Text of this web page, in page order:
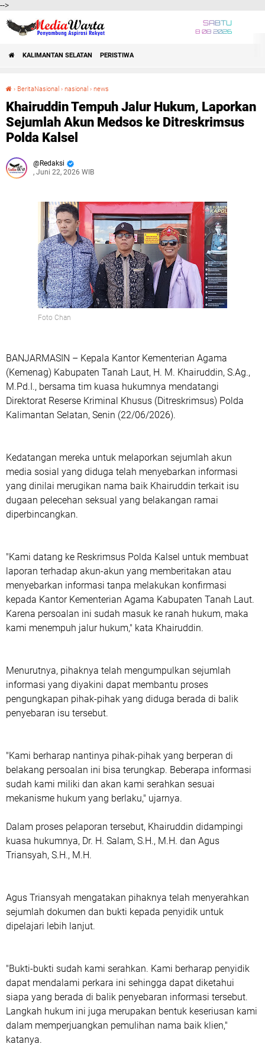
-->
SABTU
8 08 2026
KALIMANTAN SELATAN PERISTIWA
› BeritaNasional › nasional › news
Khairuddin Tempuh Jalur Hukum, Laporkan
Sejumlah Akun Medsos ke Ditreskrimsus
Polda Kalsel
Redaksi
, Juni 22, 2026 WIB
Foto Chan
BANJARMASIN – Kepala Kantor Kementerian Agama
(Kemenag) Kabupaten Tanah Laut, H. M. Khairuddin, S.Ag.,
M.Pd.I., bersama tim kuasa hukumnya mendatangi
Direktorat Reserse Kriminal Khusus (Ditreskrimsus) Polda
Kalimantan Selatan, Senin (22/06/2026).
Kedatangan mereka untuk melaporkan sejumlah akun
media sosial yang diduga telah menyebarkan informasi
yang dinilai merugikan nama baik Khairuddin terkait isu
dugaan pelecehan seksual yang belakangan ramai
diperbincangkan.
"Kami datang ke Reskrimsus Polda Kalsel untuk membuat
laporan terhadap akun-akun yang memberitakan atau
menyebarkan informasi tanpa melakukan konfirmasi
kepada Kantor Kementerian Agama Kabupaten Tanah Laut.
Karena persoalan ini sudah masuk ke ranah hukum, maka
kami menempuh jalur hukum," kata Khairuddin.
Menurutnya, pihaknya telah mengumpulkan sejumlah
informasi yang diyakini dapat membantu proses
pengungkapan pihak-pihak yang diduga berada di balik
penyebaran isu tersebut.
"Kami berharap nantinya pihak-pihak yang berperan di
belakang persoalan ini bisa terungkap. Beberapa informasi
sudah kami miliki dan akan kami serahkan sesuai
mekanisme hukum yang berlaku," ujarnya.
Dalam proses pelaporan tersebut, Khairuddin didampingi
kuasa hukumnya, Dr. H. Salam, S.H., M.H. dan Agus
Triansyah, S.H., M.H.
Agus Triansyah mengatakan pihaknya telah menyerahkan
sejumlah dokumen dan bukti kepada penyidik untuk
dipelajari lebih lanjut.
"Bukti-bukti sudah kami serahkan. Kami berharap penyidik
dapat mendalami perkara ini sehingga dapat diketahui
siapa yang berada di balik penyebaran informasi tersebut.
Langkah hukum ini juga merupakan bentuk keseriusan kami
dalam memperjuangkan pemulihan nama baik klien,"
katanya.